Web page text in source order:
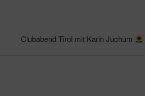
Clubabend Tirol mit Karin Juchum